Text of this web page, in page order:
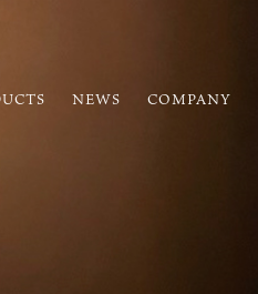
NEWS COMPANY